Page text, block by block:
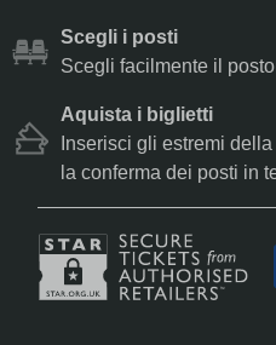
Scegli i posti
Scegli facilmente il
Aquista i biglietti
Inserisci gli estremi
la conferma dei posti in